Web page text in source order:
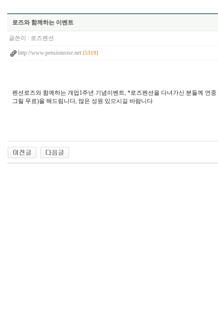
로즈와 함께하는 이벤트
글쓴이 : 로즈펜션
http://www.pensionrose.net [5319]
펜션로즈와 함께하는 개업1주년 기념이벤트, *로즈펜션을 다녀가신 분들께 연
그릴 무료)을 해드림니다, 많은 성원 있으시길 바람니다